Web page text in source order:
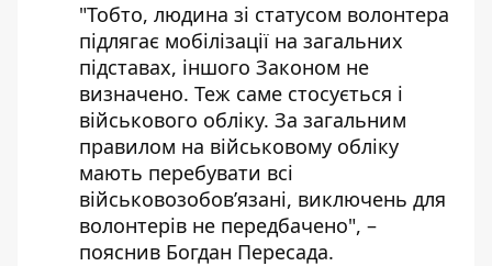
"Тобто, людина зі статусом волонтера
підлягає мобілізації на загальних
підставах, іншого Законом не
визначено. Теж саме стосується і
військового обліку. За загальним
правилом на військовому обліку
мають перебувати всі
військовозобов’язані, виключень для
волонтерів не передбачено", –
пояснив Богдан Пересада.